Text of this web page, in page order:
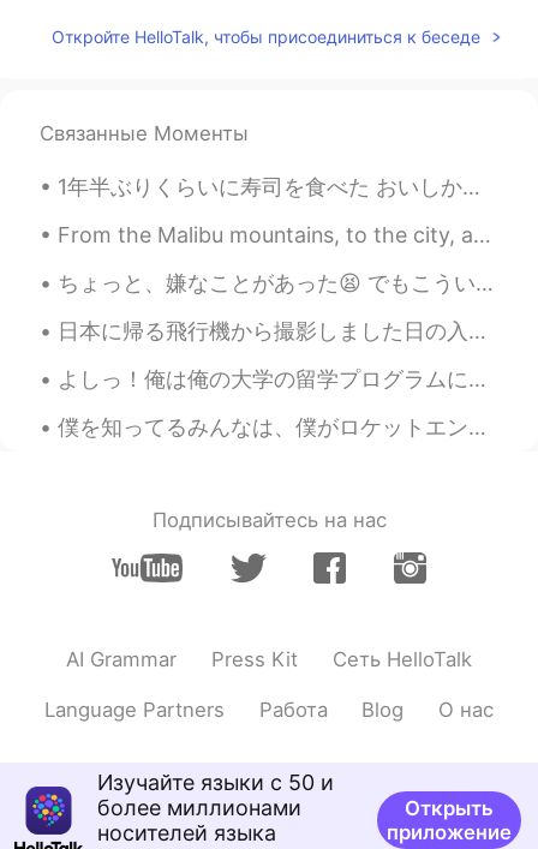
日本語で「バイトを就職できた」という表
と言うのがいいかと思います。 「
EN ES
@Satoko ありがとうございます😊😊
Satoko 2020.08.08 10:57
JP EN
Откройте HelloTalk, чтобы присоединиться к беседе
Связанные Моменты
1年半ぶりくらいに寿司を食べた おいしかった！😋🍴 I ate Sushi for the first time in a year and a half. It was delicious!
From the Malibu mountains, to the city, and finally by the sea for sunset 🌅 As much as I want to...
ちょっと、嫌なことがあった😫 でもこういう時は、これが人生らしいと思うようにしてる😝 望んでいないことも起きるけど、最終的には全てのことが適切な場所にあるようになると思うし、その起きたことを笑い...
日本に帰る飛行機から撮影しました日の入りです。日を終わるように旅行も終わってきました。ただいま。 Sunset, as seen from my return flight to Japan....
よしっ！俺は俺の大学の留学プログラムに受け入れられた🎊 この留学プログラムというのは今年の夏にまた日本に行って留学することである。 俺は始めた留学した時、京都に住んで日本語の勉強した。今回東京...
僕を知ってるみんなは、僕がロケットエンジニアとして働いていることを知っています。でも、実は僕の夢がビデオゲームや映画やアニメの音楽を作曲する事です。全く違うことは知っていますが、何よりも音楽が大...
Подписывайтесь на нас
AI Grammar Press Kit Сеть HelloTalk
Language Partners Работа Blog О нас
Изучайте языки с 50 и
более миллионами
носителей языка
Открыть
приложение